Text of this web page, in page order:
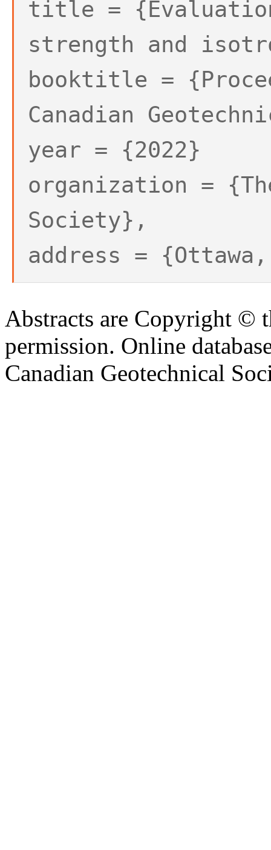
title =
strength and
booktitle =
Canadian
year = {2022}
organization =
Society},
address =
Abstracts are Copyright ©
permission. Online
Canadian Geotechnical